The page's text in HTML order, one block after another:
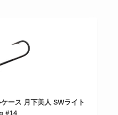
ース 月下美人 SWライト
#14